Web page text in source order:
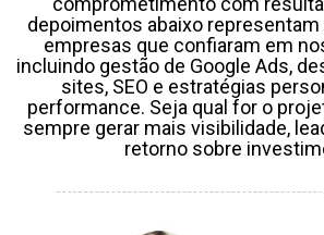
depoimentos abaixo
empresas que confiaram em
incluindo gestão de Google Ads,
sites, SEO e estratégias
performance. Seja qual for o
sempre gerar mais visibilidade,
retorno sobre